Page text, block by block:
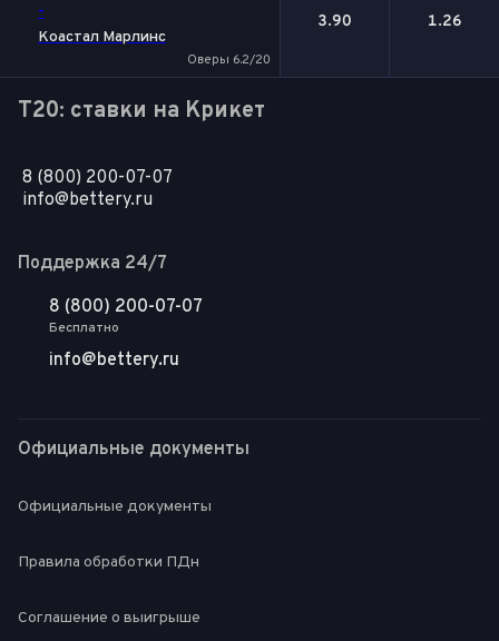
-
Коастал Марлинс
Оверы 6.2/20
3.90 1.26
T20: ставки на Крикет
8 (800) 200-07-07
info@bettery.ru
Поддержка 24/7
8 (800) 200-07-07
Бесплатно
info@bettery.ru
Официальные документы
Официальные документы
Правила обработки ПДн
Соглашение о выигрыше